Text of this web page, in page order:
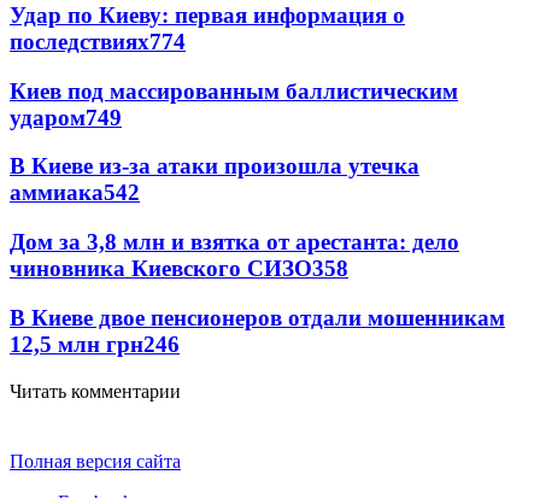
Удар по Киеву: первая информация о
последствиях774
Киев под массированным баллистическим
ударом749
В Киеве из-за атаки произошла утечка
аммиака542
Дом за 3,8 млн и взятка от арестанта: дело
чиновника Киевского СИЗО358
В Киеве двое пенсионеров отдали мошенникам
12,5 млн грн246
Читать комментарии
Полная версия сайта